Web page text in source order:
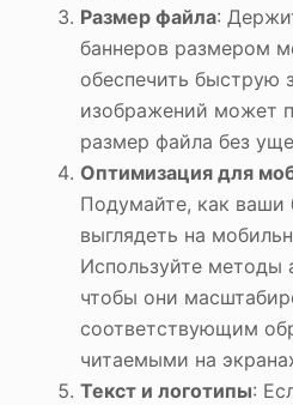
Размер файла:
баннеров размером
обеспечить быструю
изображений может
размер файла без
Оптимизация для
Подумайте, как ваши
выглядеть на
Используйте методы
чтобы они
соответствующим
читаемыми на
Текст и логотипы: